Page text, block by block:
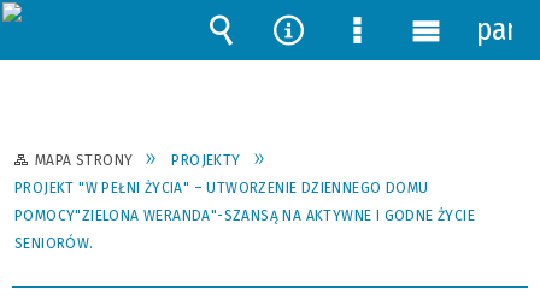
MAPA STRONY
PROJEKTY
PROJEKT "W PEŁNI ŻYCIA" – UTWORZENIE DZIENNEGO DOMU
POMOCY"ZIELONA WERANDA"-SZANSĄ NA AKTYWNE I GODNE ŻYCIE
SENIORÓW.
Wyszukiwarka
Narzędzia
MenuMenu